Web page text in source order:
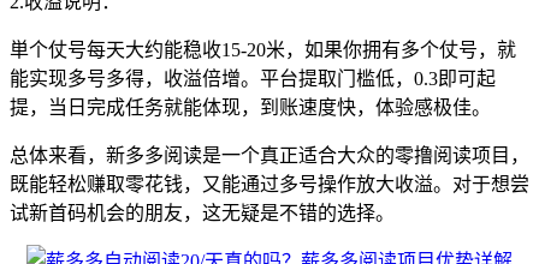
単个仗号每天大约能稳收15-20米，如果你拥有多个仗号，就
能实现多号多得，收溢倍增。平台提取门槛低，0.3即可起
提，当日完成任务就能体现，到账速度快，体验感极佳。
总体来看，新多多阅读是一个真正适合大众的零撸阅读项目，
既能轻松赚取零花钱，又能通过多号操作放大收溢。对于想尝
试新首码机会的朋友，这无疑是不错的选择。